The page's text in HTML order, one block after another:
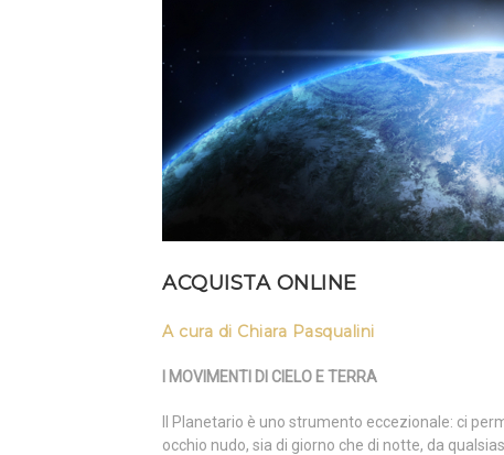
ACQUISTA ONLINE
A cura di Chiara Pasqualini
I MOVIMENTI DI CIELO E TERRA
Il Planetario è uno strumento eccezionale: ci
occhio nudo, sia di giorno che di notte, da